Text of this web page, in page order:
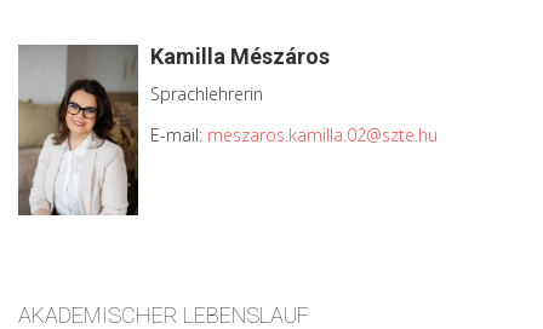
Kamilla Mészáros
Sprachlehrerin
E-mail: meszaros.kamilla.02@szte.hu
AKADEMISCHER LEBENSLAUF